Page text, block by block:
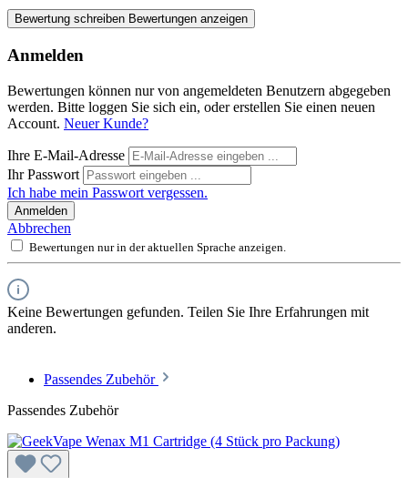
Bewertung schreiben Bewertungen anzeigen
Anmelden
Bewertungen können nur von angemeldeten Benutzern abgegeben
werden. Bitte loggen Sie sich ein, oder erstellen Sie einen neuen
Account. Neuer Kunde?
Ihre E-Mail-Adresse
Ihr Passwort
Ich habe mein Passwort vergessen.
Anmelden
Abbrechen
Bewertungen nur in der aktuellen Sprache anzeigen.
Keine Bewertungen gefunden. Teilen Sie Ihre Erfahrungen mit
anderen.
Passendes Zubehör
Passendes Zubehör